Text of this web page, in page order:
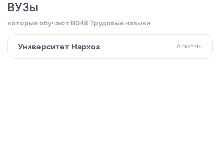
ВУЗы
которые обучают B048 Трудовые навыки
Университет Нархоз Алматы